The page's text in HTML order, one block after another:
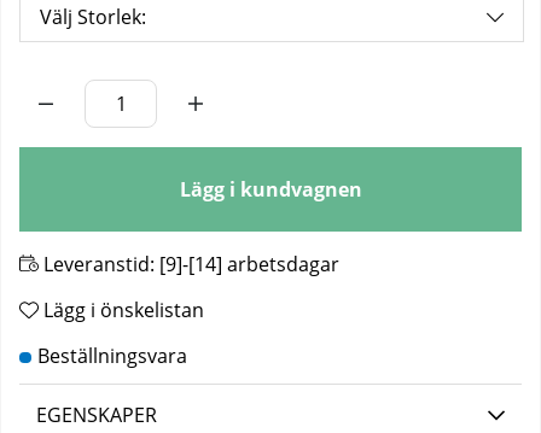
Välj Storlek:
Lägg i kundvagnen
Leveranstid: [9]-[14] arbetsdagar
Lägg i önskelistan
EGENSKAPER